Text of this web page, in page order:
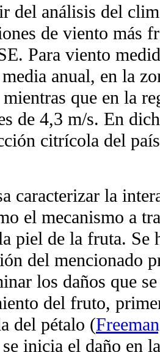
del análisis del
de viento más
Para viento
anual, en la
que en la
de 4,3 m/s. En
citrícola del
caracterizar la
el mecanismo a
piel de la fruta. Se
del mencionado
los daños que
del fruto,
del pétalo (
inicia el daño en